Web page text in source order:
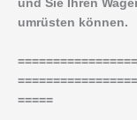
und Sie Ihren
umrüsten können.
=====